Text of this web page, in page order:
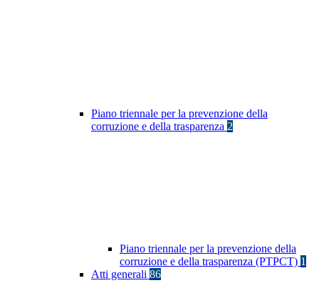
Piano triennale per la prevenzione della
corruzione e della trasparenza 2
Piano triennale per la prevenzione della
corruzione e della trasparenza (PTPCT) 1
Atti generali 86